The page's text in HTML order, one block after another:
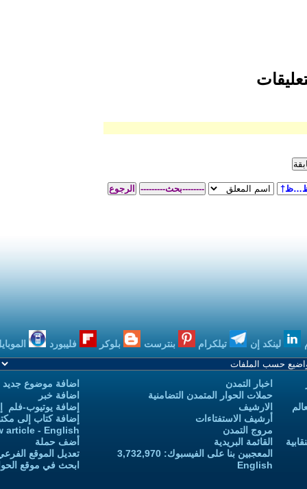
بنترست بلوكر فليبورد الموبايل بودكاست
التضامنية
اضافة خبر
إضافة يوتيوب-فلم إلى يوتيوب التمدن
Add new article - English
تعديل الموقع الفرعي للكاتب-ة
ابحث في موقع الحوار المتمدن